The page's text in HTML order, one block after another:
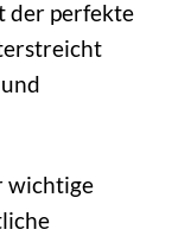
der perfekte
wichtige